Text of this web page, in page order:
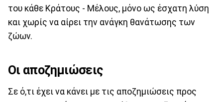
του κάθε Κράτους - Μέλους, μόνο ως έσχατη λύση
και χωρίς να αίρει την ανάγκη θανάτωσης των
ζώων.
Οι αποζημιώσεις
Σε ό,τι έχει να κάνει με τις αποζημιώσεις προς